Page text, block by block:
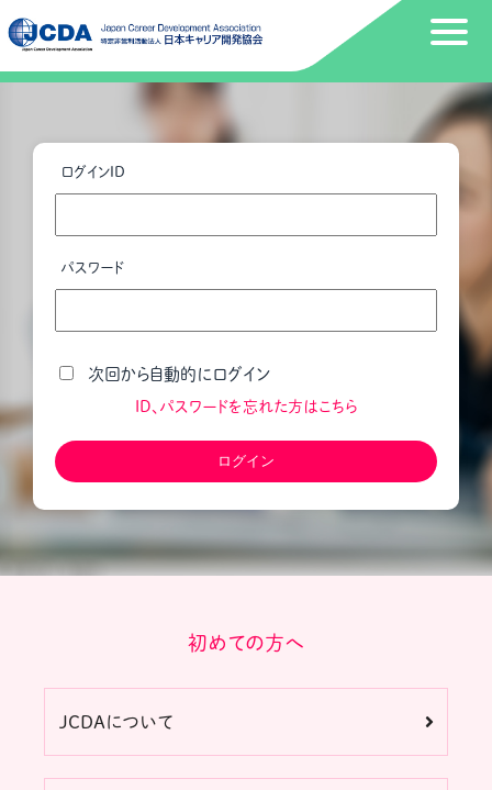
ログインID
パスワード
次回から自動的にログイン
ID、パスワードを忘れた方はこちら
初めての方へ
JCDAについて